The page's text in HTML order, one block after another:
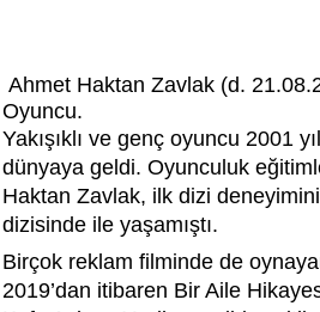
Ahmet Haktan Zavlak (d.
Oyuncu.
Yakışıklı ve genç oyuncu 2001
dünyaya geldi. Oyunculuk
Haktan Zavlak, ilk dizi
dizisinde ile yaşamıştı.
Birçok reklam filminde de
2019’dan itibaren Bir Aile